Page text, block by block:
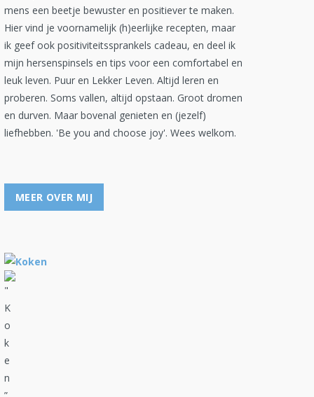
mens een beetje bewuster en positiever te maken.
Hier vind je voornamelijk (h)eerlijke recepten, maar
ik geef ook positiviteitssprankels cadeau, en deel ik
mijn hersenspinsels en tips voor een comfortabel en
leuk leven. Puur en Lekker Leven. Altijd leren en
proberen. Soms vallen, altijd opstaan. Groot dromen
en durven. Maar bovenal genieten en (jezelf)
liefhebben. 'Be you and choose joy'. Wees welkom.
MEER OVER MIJ